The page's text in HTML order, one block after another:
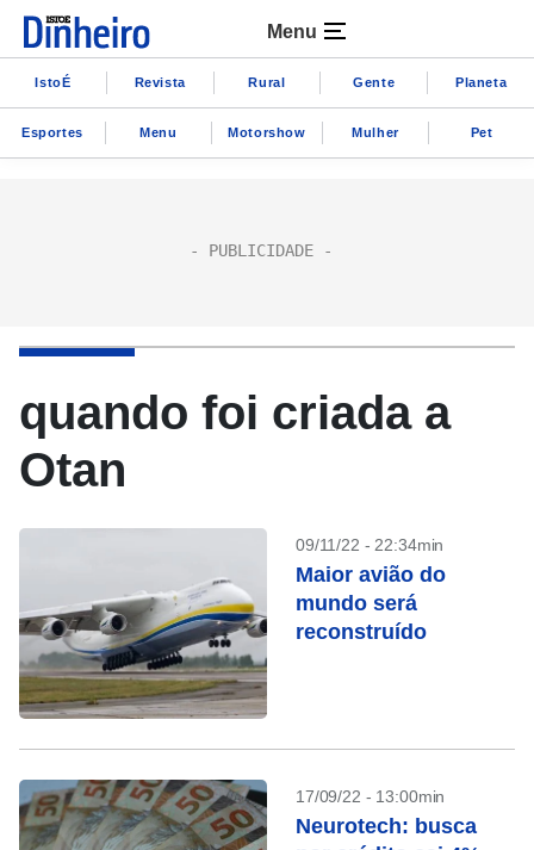
Menu
IstoÉ Revista Rural Gente Planeta
Esportes Menu Motorshow Mulher Pet
quando foi criada a
Otan
09/11/22 - 22:34min
Maior avião do
mundo será
reconstruído
17/09/22 - 13:00min
Neurotech: busca